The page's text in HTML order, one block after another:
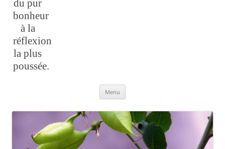
du pur
bonheur
à la
réflexion
la plus
poussée.
Menu